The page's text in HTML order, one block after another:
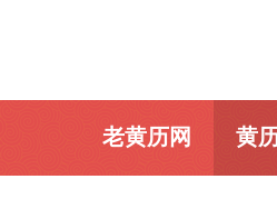
老黄历网 黄